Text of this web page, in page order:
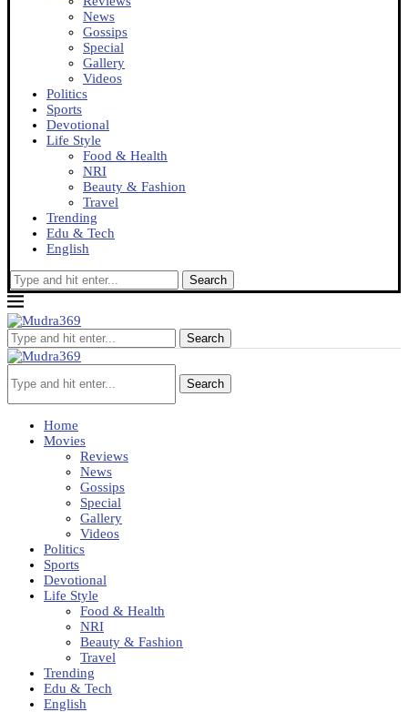
News
Gossips
Special
Gallery
Videos
Politics
Sports
Devotional
Life Style
Food & Health
NRI
Beauty & Fashion
Travel
Trending
Edu & Tech
English
Search
Search
Search
Home
Movies
Reviews
News
Gossips
Special
Gallery
Videos
Politics
Sports
Devotional
Life Style
Food & Health
NRI
Beauty & Fashion
Travel
Trending
Edu & Tech
English